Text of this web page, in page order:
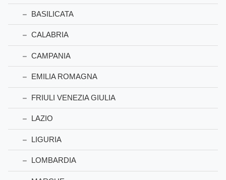
BASILICATA
CALABRIA
CAMPANIA
EMILIA ROMAGNA
FRIULI VENEZIA GIULIA
LAZIO
LIGURIA
LOMBARDIA